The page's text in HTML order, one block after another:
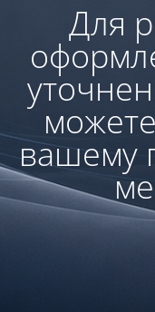
Для
вашему